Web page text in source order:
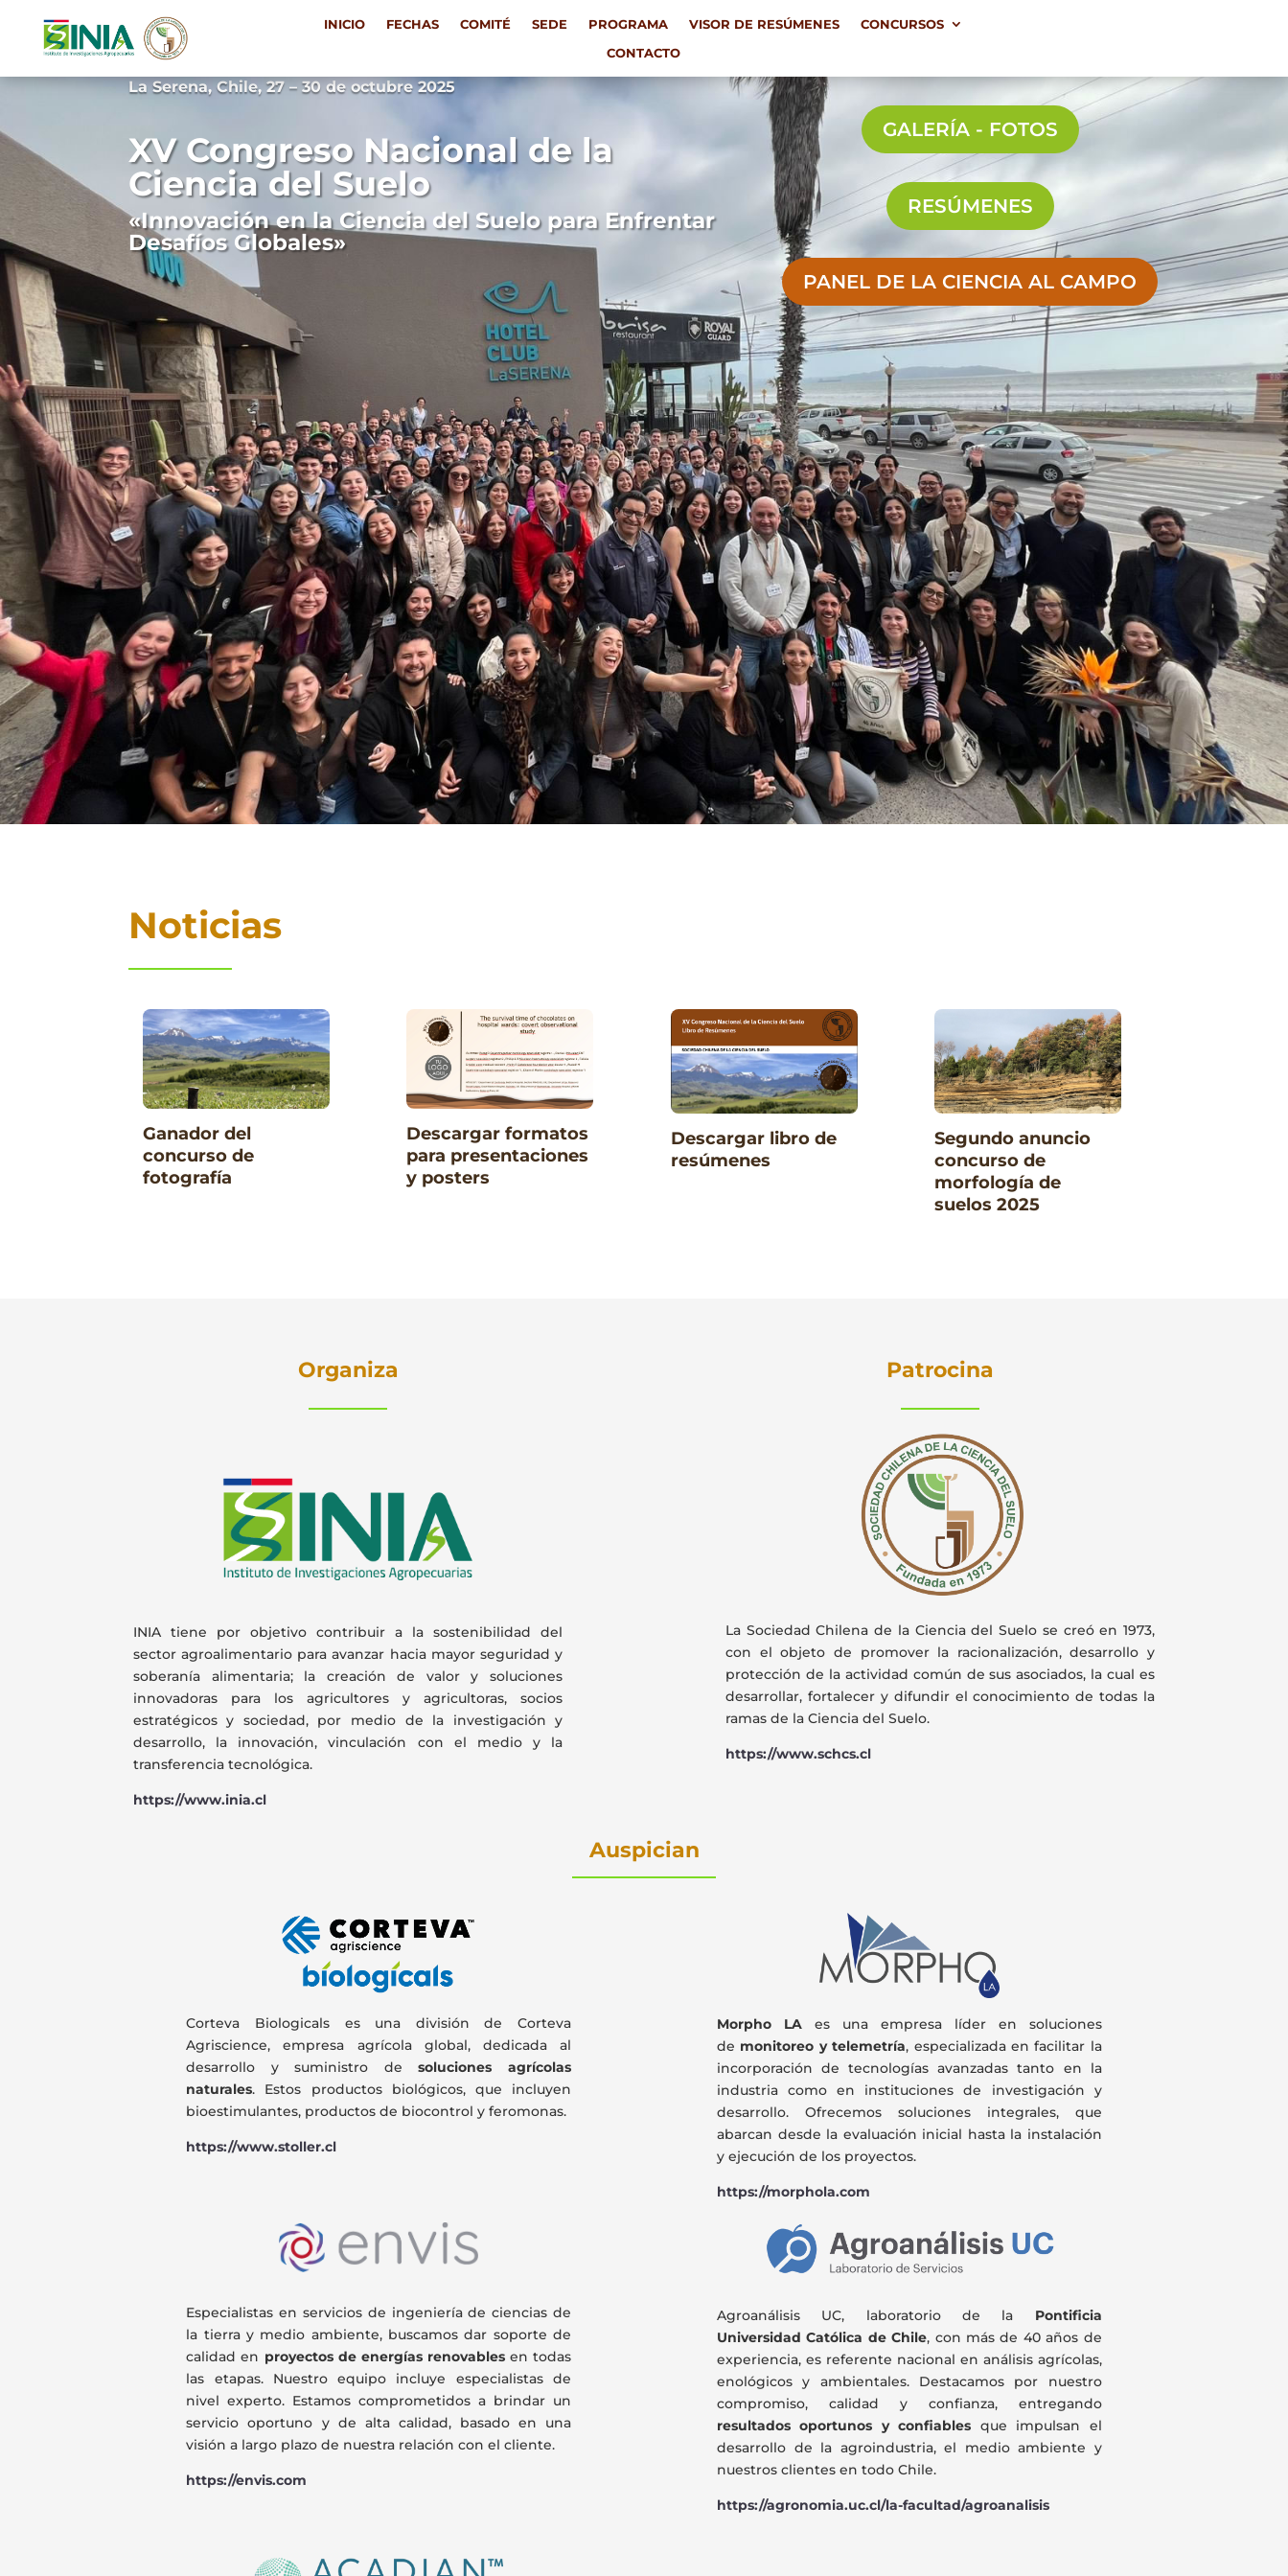
INICIO FECHAS COMITÉ SEDE PROGRAMA VISOR DE RESÚMENES
CONCURSOS
CONTACTO
CONTACTO
La Serena, Chile, 27 – 30 de octubre 2025
XV Congreso Nacional de la
Ciencia del Suelo
«Innovación en la Ciencia del Suelo para Enfrentar
Desafíos Globales»
GALERÍA - FOTOS
RESÚMENES
PANEL DE LA CIENCIA AL CAMPO
Noticias
Ganador del
concurso de
fotografía
Descargar formatos
para presentaciones
y posters
Descargar libro de
resúmenes
Segundo anuncio
concurso de
morfología de
suelos 2025
Organiza
INIA tiene por objetivo contribuir a la sostenibilidad del
sector agroalimentario para avanzar hacia mayor seguridad y
soberanía alimentaria; la creación de valor y soluciones
innovadoras para los agricultores y agricultoras, socios
estratégicos y sociedad, por medio de la investigación y
desarrollo, la innovación, vinculación con el medio y la
transferencia tecnológica.
https://www.inia.cl
Patrocina
La Sociedad Chilena de la Ciencia del Suelo se creó en 1973,
con el objeto de promover la racionalización, desarrollo y
protección de la actividad común de sus asociados, la cual es
desarrollar, fortalecer y difundir el conocimiento de todas la
ramas de la Ciencia del Suelo.
https://www.schcs.cl
Auspician
Corteva Biologicals es una división de Corteva
Agriscience, empresa agrícola global, dedicada al
desarrollo y suministro desoluciones agrícolas
naturales. Estos productos biológicos, que incluyen
bioestimulantes, productos de biocontrol y feromonas.
https://www.stoller.cl
Morpho LA es una empresa líder en soluciones
de monitoreo y telemetría, especializada en facilitar la
incorporación de tecnologías avanzadas tanto en la
industria como en instituciones de investigación y
desarrollo. Ofrecemos soluciones integrales, que
abarcan desde la evaluación inicial hasta la instalación
y ejecución de los proyectos.
https://morphola.com
Especialistas en servicios de ingeniería de ciencias de
la tierra y medio ambiente, buscamos dar soporte de
calidad en proyectos de energías renovablesen todas
las etapas. Nuestro equipo incluye especialistas de
nivel experto. Estamos comprometidos a brindar un
servicio oportuno y de alta calidad, basado en una
visión a largo plazo de nuestra relación con el cliente.
https://envis.com
Agroanálisis UC, laboratorio de la Pontificia
Universidad Católica de Chile, con más de 40 años de
experiencia, es referente nacional en análisis agrícolas,
enológicos y ambientales. Destacamos por nuestro
compromiso, calidad y confianza, entregando
resultados oportunos y confiables que impulsan el
desarrollo de la agroindustria, el medio ambiente y
nuestros clientes en todo Chile.
https://agronomia.uc.cl/la-facultad/agroanalisis